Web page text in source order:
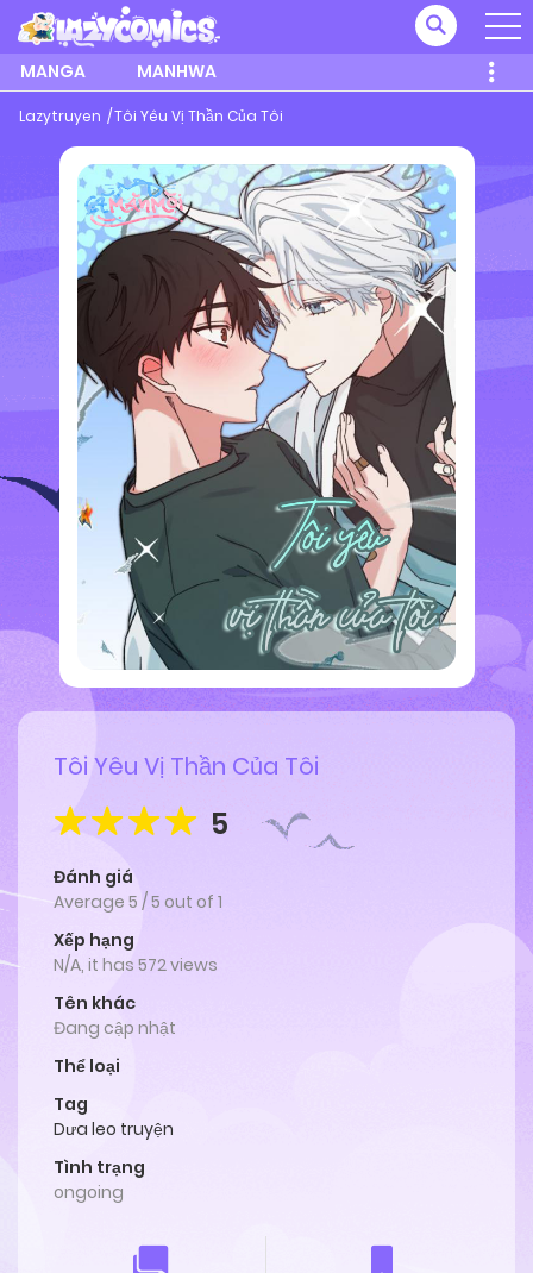
MANGA MANHWA
Lazytruyen Tôi Yêu Vị Thần Của Tôi
Tôi Yêu Vị Thần Của Tôi
5
Đánh giá
Average 5 /5 out of 1
Xếp hạng
N/A, it has 572 views
Tên khác
Đang cập nhật
Thể loại
Tag
Dưa leo truyện
Tình trạng
ongoing